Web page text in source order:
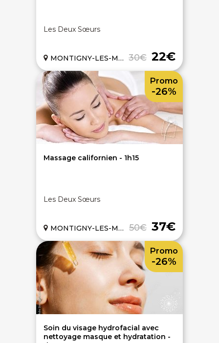
Les Deux Sœurs
30€ 22€
MONTIGNY-LES-METZ (57)
Massage californien - 1h15
Les Deux Sœurs
50€ 37€
MONTIGNY-LES-METZ (57)
Promo
-26%
Soin du visage hydrofacial avec
nettoyage masque et hydratation -
Promo
-26%